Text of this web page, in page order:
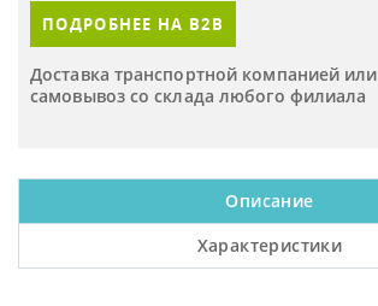
ПОДРОБНЕЕ НА B2B
Доставка транспортной компанией или
самовывоз со склада любого филиала
Описание
Характеристики